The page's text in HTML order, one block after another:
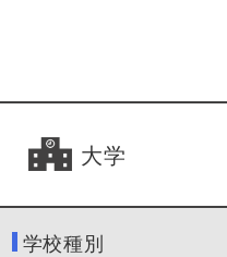
大学
学校種別